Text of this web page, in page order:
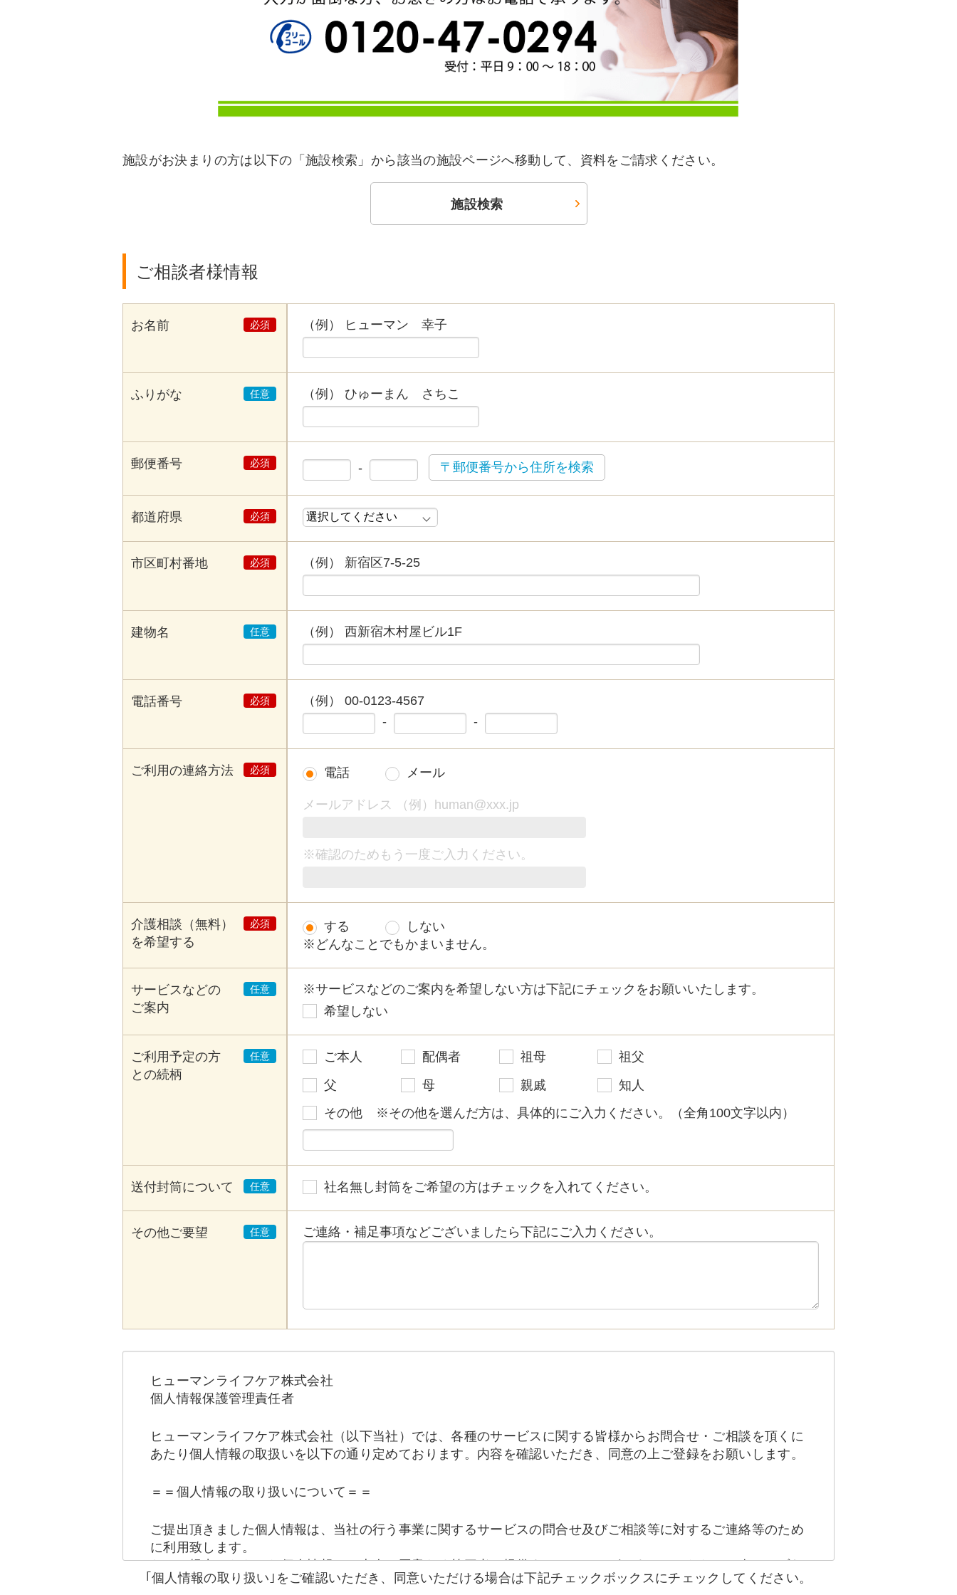
施設がお決まりの方は以下の「施設検索」から該当の施設ページへ移動して、資料をご請求ください。
施設検索
ご相談者様情報
お名前 （例） ヒューマン 幸子
ふりがな （例） ひゅーまん さちこ
郵便番号 - 〒郵便番号から住所を検索
都道府県
市区町村番地 （例） 新宿区7-5-25
建物名 （例） 西新宿木村屋ビル1F
電話番号
（例） 00-0123-4567
-
-
ご利用の連絡方法 電話 メール
メールアドレス （例）human@xxx.jp
※確認のためもう一度ご入力ください。
介護相談（無料）
を希望する
する
しない
※どんなことでもかまいません。
サービスなどの
ご案内
※サービスなどのご案内を希望しない方は下記にチェックをお願いいたします。
希望しない
ご利用予定の方
との続柄
ご本人 配偶者 祖母
祖父
父
母 親戚
知人
その他
※その他を選んだ方は、具体的にご入力ください。（全角100文字以内）
送付封筒について 社名無し封筒をご希望の方はチェックを入れてください。
その他ご要望 ご連絡・補足事項などございましたら下記にご入力ください。
ヒューマンライフケア株式会社
個人情報保護管理責任者
ヒューマンライフケア株式会社（以下当社）では、各種のサービスに関する皆様からお問合せ・ご相談を頂くに
あたり個人情報の取扱いを以下の通り定めております。内容を確認いただき、同意の上ご登録をお願いします。
＝＝個人情報の取り扱いについて＝＝
ご提出頂きました個人情報は、当社の行う事業に関するサービスの問合せ及びご相談等に対するご連絡等のため
に利用致します。
なお、提出いただいた個人情報はご本人の同意なく第三者へ提供することはございません。ただし、次のいずれ
かに該当する場合は提供をすることがあります。
｢個人情報の取り扱い｣をご確認いただき、同意いただける場合は下記チェックボックスにチェックしてください。